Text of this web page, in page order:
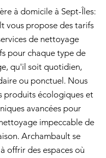
à domicile à Sept-Îles:
vous propose des tarifs
de nettoyage
pour chaque type de
qu'il soit quotidien,
ou ponctuel. Nous
produits écologiques et
avancées pour
impeccable de
Archambault se
offrir des espaces où